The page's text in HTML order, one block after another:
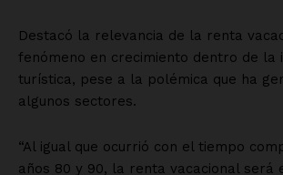
Destacó la relevancia de la renta
fenómeno en crecimiento dentro de la
turística, pese a la polémica que ha
algunos sectores.
“Al igual que ocurrió con el tiempo
años 80 y 90, la renta vacacional será